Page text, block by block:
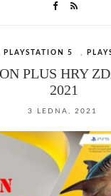
PLAYSTATION 5 ,
PLUS HRY
2021
3 LEDNA, 2021